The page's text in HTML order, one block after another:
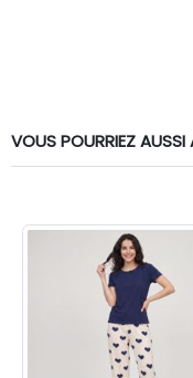
VOUS POURRIEZ AUSSI